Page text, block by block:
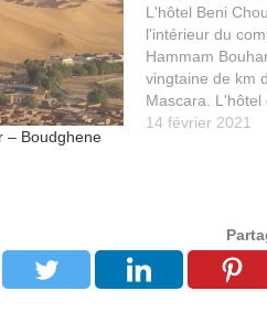
– Boudghene
L'hôtel Beni
l'intérieur du
Hammam
vingtaine de km
Mascara. L'hôtel
chambres, un
14 février 2021